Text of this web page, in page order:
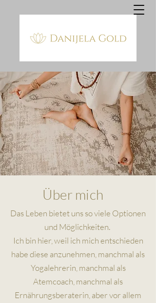
Über mich
Das Leben bietet uns so viele Optionen
und Möglichkeiten.
Ich bin hier, weil ich mich entschieden
habe diese anzunehmen, manchmal als
Yogalehrerin, manchmal als
Atemcoach, manchmal als
Ernährungsberaterin, aber vor allem